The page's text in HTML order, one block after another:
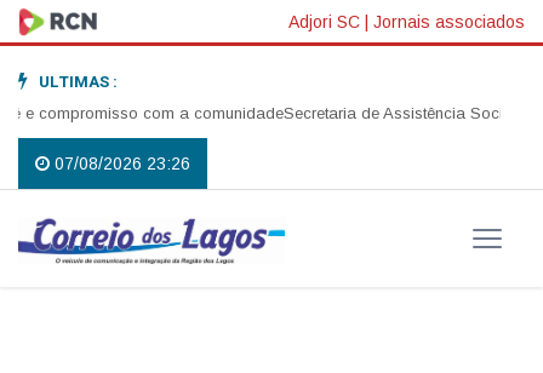
Adjori SC | Jornais associados
ULTIMAS :
com a comunidadeSecretaria de Assistência Social
07/08/2026 23:26